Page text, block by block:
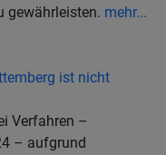
gewährleisten. mehr...
ist nicht
Verfahren –
– aufgrund